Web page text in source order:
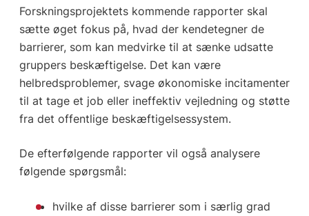
Forskningsprojektets kommende rapporter skal
sætte øget fokus på, hvad der kendetegner de
barrierer, som kan medvirke til at sænke udsatte
gruppers beskæftigelse. Det kan være
helbredsproblemer, svage økonomiske incitamenter
til at tage et job eller ineffektiv vejledning og støtte
fra det offentlige beskæftigelsessystem.
De efterfølgende rapporter vil også analysere
følgende spørgsmål:
hvilke af disse barrierer som i særlig grad